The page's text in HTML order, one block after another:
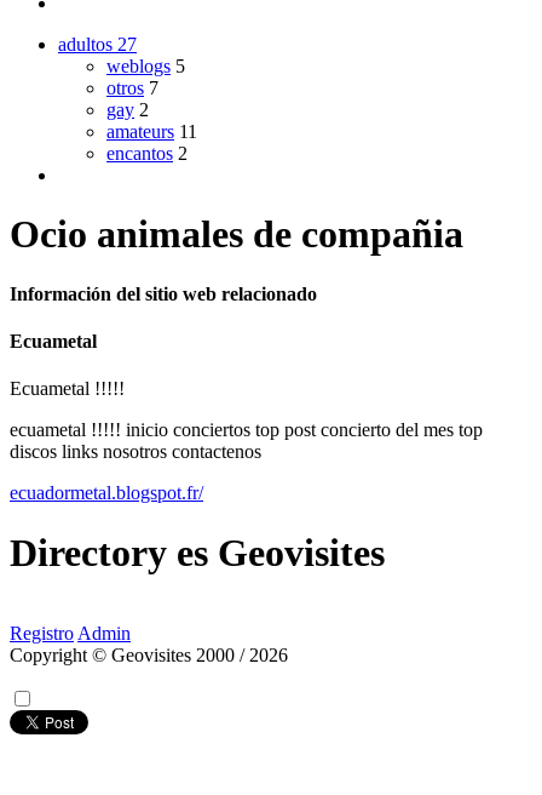
adultos 27
weblogs 5
otros 7
gay 2
amateurs 11
encantos 2
Ocio animales de compañia
Información del sitio web relacionado
Ecuametal
Ecuametal !!!!!
ecuametal !!!!! inicio conciertos top post concierto del mes top
discos links nosotros contactenos
ecuadormetal.blogspot.fr/
Directory es Geovisites
Registro Admin
Copyright © Geovisites 2000 / 2026